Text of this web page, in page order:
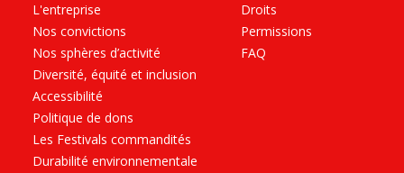
L'entreprise
Nos convictions
Nos sphères d’activité
Diversité, équité et inclusion
Accessibilité
Politique de dons
Les Festivals commandités
Durabilité environnementale
Droits
Permissions
FAQ